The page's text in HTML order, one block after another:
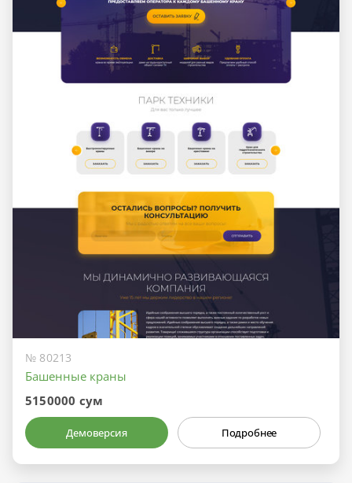
№ 80213
Башенные краны
5150000 сум
Демоверсия Подробнее